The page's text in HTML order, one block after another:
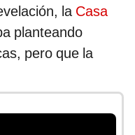
la Casa
planteando
pero que la